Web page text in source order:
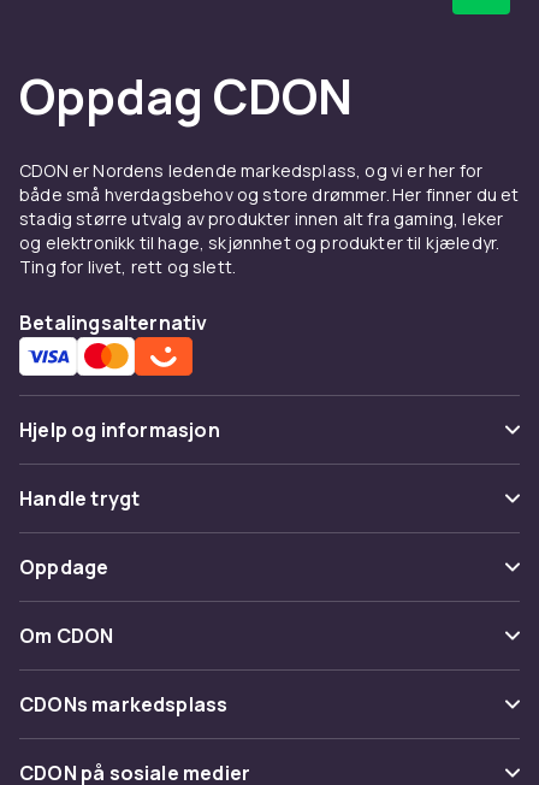
Oppdag CDON
CDON er Nordens ledende markedsplass, og vi er her for
både små hverdagsbehov og store drømmer. Her finner du et
stadig større utvalg av produkter innen alt fra gaming, leker
og elektronikk til hage, skjønnhet og produkter til kjæledyr.
Ting for livet, rett og slett.
Betalingsalternativ
Hjelp og informasjon
Vanlige spørsmål
Spor pakke
Angre & returner her
Kontakt oss
Handle trygt
Betaling
Levering
Tilbakekallinger
Oppdage
Kategorier
Varemerker
Om CDON
Om oss
Kundeanmeldelser
CDONs markedsplass
Merchant Help Center
CDON på sosiale medier